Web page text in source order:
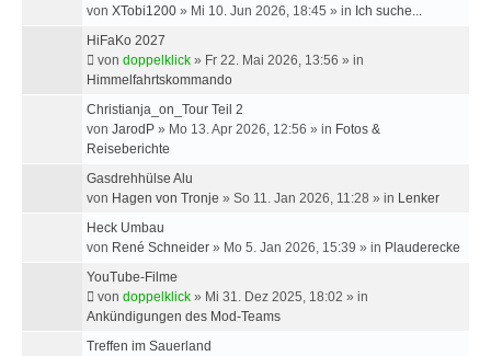
von XTobi1200 » Mi 10. Jun 2026, 18:45 » in Ich suche...
HiFaKo 2027
von doppelklick » Fr 22. Mai 2026, 13:56 » in
Himmelfahrtskommando
Christianja_on_Tour Teil 2
von JarodP » Mo 13. Apr 2026, 12:56 » in Fotos &
Reiseberichte
Gasdrehhülse Alu
von Hagen von Tronje » So 11. Jan 2026, 11:28 » in Lenker
Heck Umbau
von René Schneider » Mo 5. Jan 2026, 15:39 » in Plauderecke
YouTube-Filme
von doppelklick » Mi 31. Dez 2025, 18:02 » in
Ankündigungen des Mod-Teams
Treffen im Sauerland